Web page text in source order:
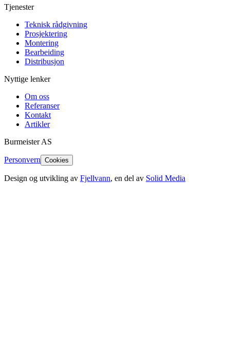
Tjenester
Teknisk rådgivning
Prosjektering
Montering
Bearbeiding
Distribusjon
Nyttige lenker
Om oss
Referanser
Kontakt
Artikler
BurmeisterAS
Personvern Cookies
Design og utvikling av Fjellvann, en del av Solid Media